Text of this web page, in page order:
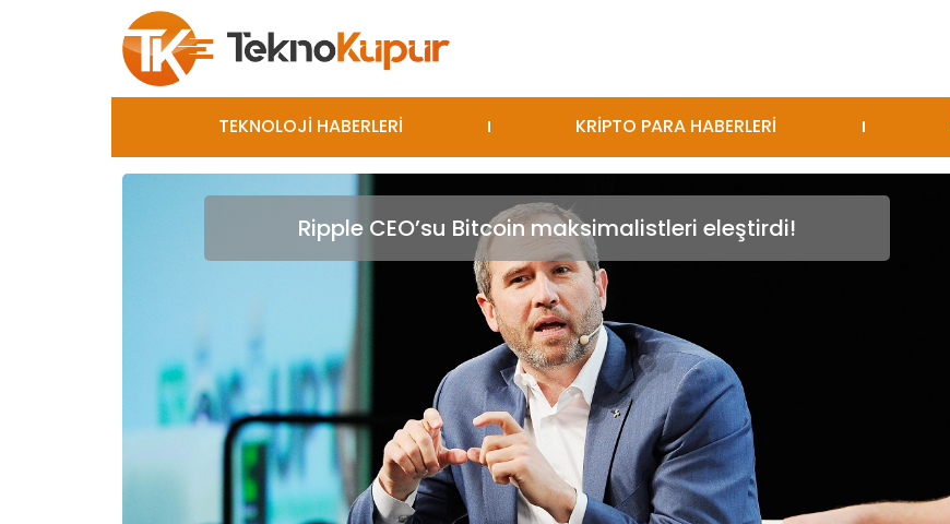
TEKNOLOJİ HABERLERİ KRİPTO PARA HABERLERİ
Ripple CEO’su Bitcoin maksimalistleri eleştirdi!